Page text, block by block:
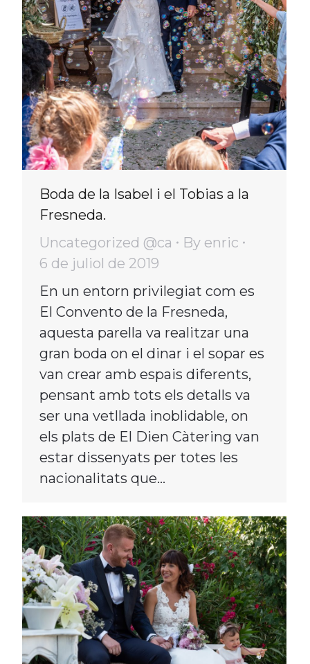
Boda de la Isabel i el Tobias a la
Fresneda.
Uncategorized @ca
By enric
6 de juliol de 2019
En un entorn privilegiat com es
El Convento de la Fresneda,
aquesta parella va realitzar una
gran boda on el dinar i el sopar es
van crear amb espais diferents,
pensant amb tots els detalls va
ser una vetllada inoblidable, on
els plats de El Dien Càtering van
estar dissenyats per totes les
nacionalitats que…